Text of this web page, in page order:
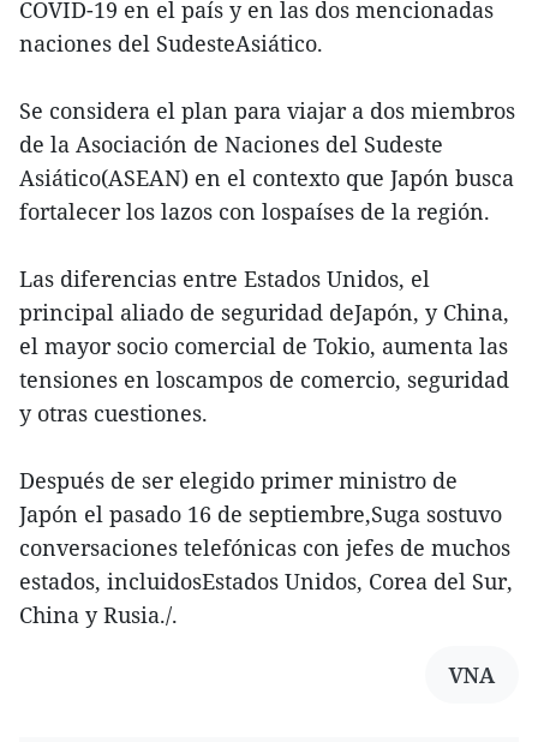
COVID-19 en el país y en las dos mencionadas
naciones del SudesteAsiático.
Se considera el plan para viajar a dos miembros
de la Asociación de Naciones del Sudeste
Asiático(ASEAN) en el contexto que Japón busca
fortalecer los lazos con lospaíses de la región.
Las diferencias entre Estados Unidos, el
principal aliado de seguridad deJapón, y China,
el mayor socio comercial de Tokio, aumenta las
tensiones en loscampos de comercio, seguridad
y otras cuestiones.
Después de ser elegido primer ministro de
Japón el pasado 16 de septiembre,Suga sostuvo
conversaciones telefónicas con jefes de muchos
estados, incluidosEstados Unidos, Corea del Sur,
China y Rusia./.
VNA